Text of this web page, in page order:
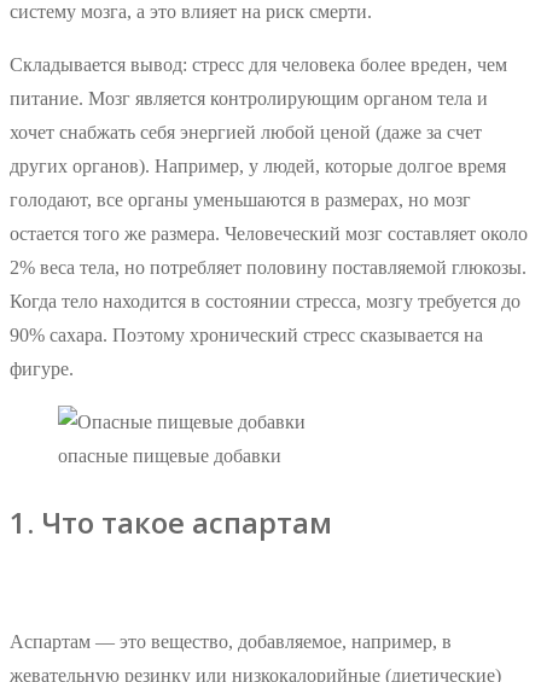
систему мозга, а это влияет на риск смерти.
Складывается вывод: стресс для человека более вреден, чем
питание. Мозг является контролирующим органом тела и
хочет снабжать себя энергией любой ценой (даже за счет
других органов). Например, у людей, которые долгое время
голодают, все органы уменьшаются в размерах, но мозг
остается того же размера. Человеческий мозг составляет около
2% веса тела, но потребляет половину поставляемой глюкозы.
Когда тело находится в состоянии стресса, мозгу требуется до
90% сахара. Поэтому хронический стресс сказывается на
фигуре.
опасные пищевые добавки
1. Что такое аспартам
Аспартам — это вещество, добавляемое, например, в
жевательную резинку или низкокалорийные (диетические)